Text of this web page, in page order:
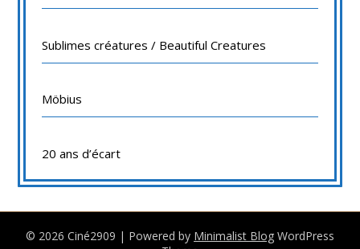
Sublimes créatures / Beautiful Creatures
Möbius
20 ans d’écart
© 2026 Ciné2909 | Powered by Minimalist Blog WordPress